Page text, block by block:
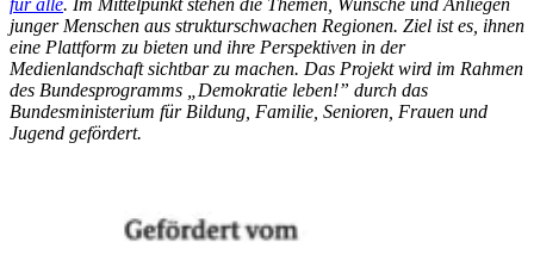
für alle. Im Mittelpunkt stehen die Themen, Wünsche und Anliegen
junger Menschen aus strukturschwachen Regionen. Ziel ist es, ihnen
eine Plattform zu bieten und ihre Perspektiven in der
Medienlandschaft sichtbar zu machen. Das Projekt wird im Rahmen
des Bundesprogramms „Demokratie leben!” durch das
Bundesministerium für Bildung, Familie, Senioren, Frauen und
Jugend gefördert.